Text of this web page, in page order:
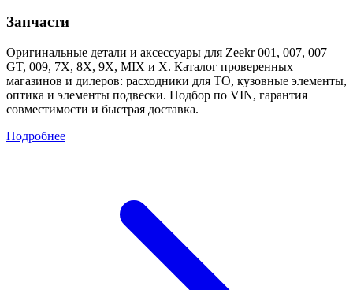
Запчасти
Оригинальные детали и аксессуары для Zeekr 001, 007, 007
GT, 009, 7X, 8X, 9X, MIX и X. Каталог проверенных
магазинов и дилеров: расходники для ТО, кузовные элементы,
оптика и элементы подвески. Подбор по VIN, гарантия
совместимости и быстрая доставка.
Подробнее